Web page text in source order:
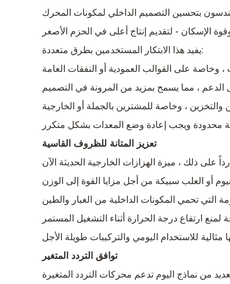
بتحسين التصميم الداخلي لمكونات المحرك
يفيد هذا الابتكار المستخدمين بطرق متعددة:
تعزيز المتانة للظروف القاسية
توافق التردد المتغير
من نماذج اليوم تدعم محركات التردد المتغيرة